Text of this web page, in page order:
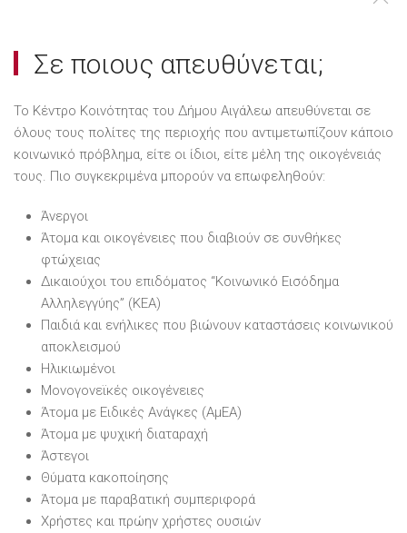
Σε ποιους απευθύνεται;
Το Κέντρο Κοινότητας του Δήμου Αιγάλεω απευθύνεται σε
όλους τους πολίτες της περιοχής που αντιμετωπίζουν κάποιο
κοινωνικό πρόβλημα, είτε οι ίδιοι, είτε μέλη της οικογένειάς
τους. Πιο συγκεκριμένα μπορούν να επωφεληθούν:
Άνεργοι
Άτομα και οικογένειες που διαβιούν σε συνθήκες
φτώχειας
Δικαιούχοι του επιδόματος “Κοινωνικό Εισόδημα
Αλληλεγγύης” (ΚΕΑ)
Παιδιά και ενήλικες που βιώνουν καταστάσεις κοινωνικού
αποκλεισμού
Ηλικιωμένοι
Μονογονεϊκές οικογένειες
Άτομα με Ειδικές Ανάγκες (ΑμΕΑ)
Άτομα με ψυχική διαταραχή
Άστεγοι
Θύματα κακοποίησης
Άτομα με παραβατική συμπεριφορά
Χρήστες και πρώην χρήστες ουσιών